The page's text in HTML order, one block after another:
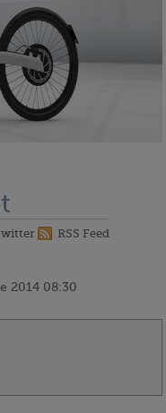
RSS Feed
2014 08:30